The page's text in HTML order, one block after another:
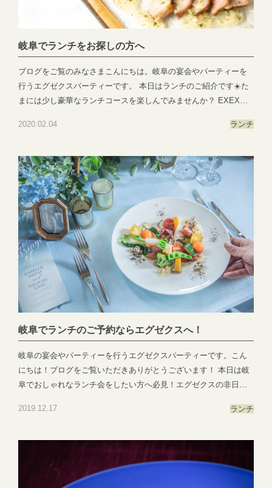
11:00〜19:00 (パーティーは22:00まで)定休日：水曜日(祝日は営
業)TEL:058-214-2066(宴会直通) ～住所一覧～エグゼクススイー
置江343-1エグゼクススクエア：岐阜県岐阜市鷺山新町2-1 ▼お問
https://exexparty.jp/access/
●―○―●―○―●―○―●―○―●―○―●―○―●―○―●
岐阜でランチをお探しの方へ
ブログをご覧のみなさまこんにちは。岐阜の宴会やパーティーを
行うエグゼクスパーティーです。 本日はランチのご紹介です☀️た
まには少し豪華なランチコースを楽しんでみませんか？ EXEXグ
ずつオリジナルメニューをつくらせていただいております。 例え
が多いから、ボリューム感も満足してもらえるような食事！」な
どなどお客様の年齢層や男女比などお聞かせください。 通常お一
人様¥3,500からご用意させていただいており完全ご予約制のため
お部屋は貸切でのご案内となります。10名様以上の少人数様から
100名様規模まで周りを気にすることなくお客様だけでお過ごしい
ただけます。 EXEX SQUAREとEXEX GARDENは無料駐車場を
完備しております。ぜひお好きな会場をお選びいただきお電話に
てお問い合わせくださいませ。 会場のご案内も随時行なっており
ます。各会場のアクセスはこちらをクリッ
ク！ ●―○―●―○―●―○―●―○―●―○―●―○―●―○―●EXEX
PARTYではEXEX GARDEN・EXEX SUITES・EXEX SQUAREの
やご予約は下記よりお気軽にご連絡くださいませ 営業時間：
業)TTEL:058-214-2066(宴会直通) ～住所一覧～エグゼクススイー
ツ：岐阜県岐阜市玉森町1-1エグゼクスガーデン：岐阜県岐阜市日
置江343-1エグゼクススクエア：岐阜県岐阜市鷺山新町2-1 ▼お問
い合わせhttps://exexparty.jp/contact/▼各会場へのアクセス
2020.02.04 ランチ
岐阜でランチのご予約ならエグゼクスへ！
岐阜の宴会やパーティーを行うエグゼクスパーティーです。こん
にちは！ブログをご覧いただきありがとうございます！ 本日は岐
阜でおしゃれなランチ会をしたい方へ必見！エグゼクスの非日常
ママ友会・企業様のイベント合間のランチなどおしゃれな貸切空
コース形式のお食事をお一人様￥3,500からご用意させていただい
合わせくださいませ。 お電話のお問い合わせはこちらをクリック
2019.12.17 ランチ